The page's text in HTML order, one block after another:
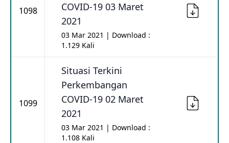
1098
COVID-19 03 Maret
2021
03 Mar 2021 | Download :
1.129 Kali
1099
Situasi Terkini
Perkembangan
COVID-19 02 Maret
2021
03 Mar 2021 | Download :
1.108 Kali